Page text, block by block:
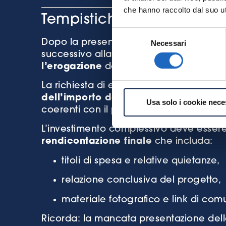
che hanno raccolto dal suo
Necessari
Usa solo i cookie
Tempistiche e step per
Dopo la presentazione della
successivo alla protocollazione. Una
l’erogazione del finanziamento.
La richiesta di erogazione deve
dell’importo del finanziamento
coerenti con il progetto.
L’investimento complessivo deve
rendicontazione finale che includa:
titoli di spesa e relative quietanze,
relazione conclusiva del progetto,
materiale fotografico e link di
Ricorda: la mancata presentazione